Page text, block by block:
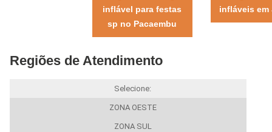
inflável para festas
sp no Pacaembu
infláveis em
Regiões de Atendimento
Selecione:
ZONA OESTE
ZONA SUL